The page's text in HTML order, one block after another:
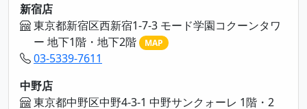
新宿店
東京都新宿区西新宿1-7-3 モード学園コクーンタワ
ー 地下1階・地下2階
MAP
03-5339-7611
中野店
東京都中野区中野4-3-1 中野サンクォーレ 1階・2